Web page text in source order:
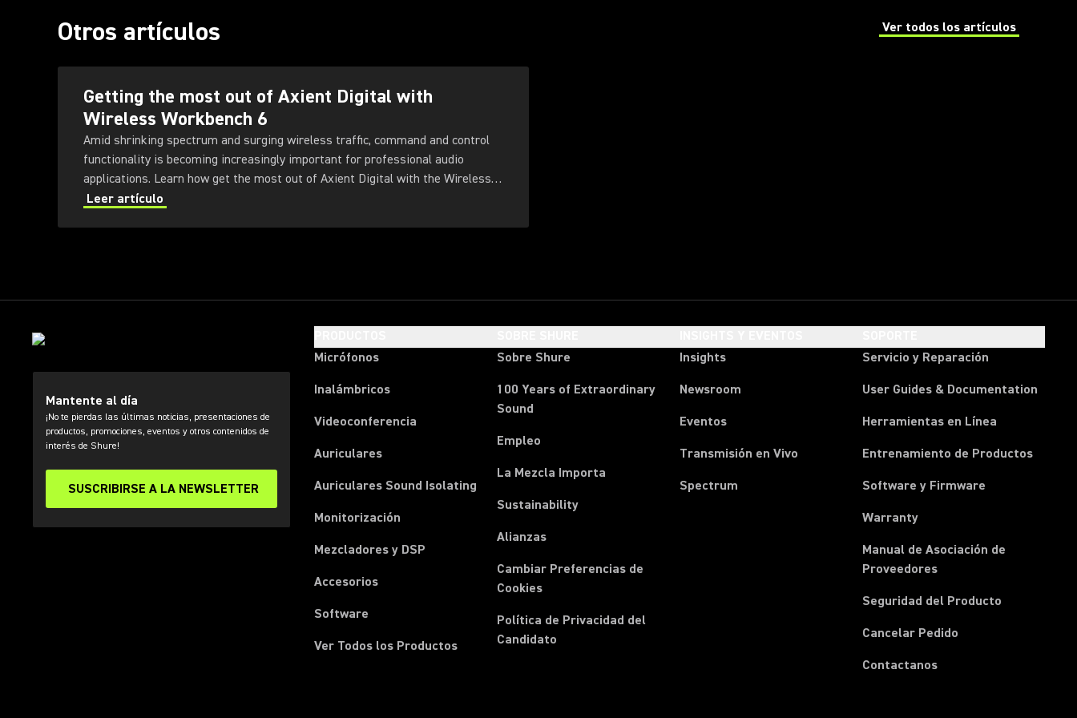
Otros artículos Ver todos los artículos
(Opens in a new tab)
Getting the most out of Axient Digital with
Wireless Workbench 6
Amid shrinking spectrum and surging wireless traffic, command and control
functionality is becoming increasingly important for professional audio
applications. Learn how get the most out of Axient Digital with the Wireless
Workbench 6 software.
Leer artículo
Mantente al día
¡No te pierdas las últimas noticias, presentaciones de
productos, promociones, eventos y otros contenidos de
interés de Shure!
SUSCRIBIRSE A LA NEWSLETTER
Micrófonos
Inalámbricos
Videoconferencia
Auriculares
Auriculares Sound Isolating
Monitorización
Mezcladores y DSP
Accesorios
Software
Ver Todos los Productos
Sobre Shure
100 Years of Extraordinary
Sound
Empleo
La Mezcla Importa
Sustainability
Alianzas
Cambiar Preferencias de
Cookies
Política de Privacidad del
Candidato
Insights
Newsroom
Eventos
Transmisión en Vivo
Spectrum
Servicio y Reparación
User Guides & Documentation
Herramientas en Línea
Entrenamiento de Productos
Software y Firmware
Warranty
Manual de Asociación de
Proveedores(Opens in a new tab)
Seguridad del Producto
Cancelar Pedido
Contactanos(Opens in a new tab)